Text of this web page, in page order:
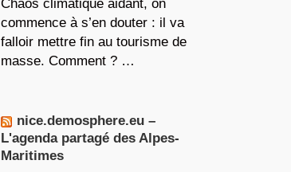
Chaos climatique aidant, on
commence à s’en douter : il va
falloir mettre fin au tourisme de
masse. Comment ? …
nice.demosphere.eu –
L'agenda partagé des Alpes-
Maritimes